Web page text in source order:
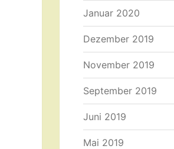
Januar 2020
Dezember 2019
November 2019
September 2019
Juni 2019
Mai 2019